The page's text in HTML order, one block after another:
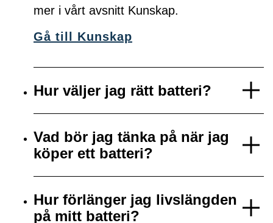
mer i vårt avsnitt Kunskap.
Gå till Kunskap
Hur väljer jag rätt batteri?
Vad bör jag tänka på när jag
köper ett batteri?
Hur förlänger jag livslängden
på mitt batteri?